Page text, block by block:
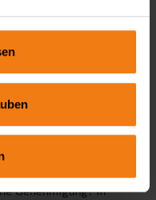
Genehmigung? In